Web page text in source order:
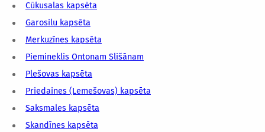
Cūkusalas kapsēta
Garosilu kapsēta
Merkuzīnes kapsēta
Piemineklis Ontonam Slišānam
Plešovas kapsēta
Priedaines (Lemešovas) kapsēta
Saksmales kapsēta
Skandīnes kapsēta